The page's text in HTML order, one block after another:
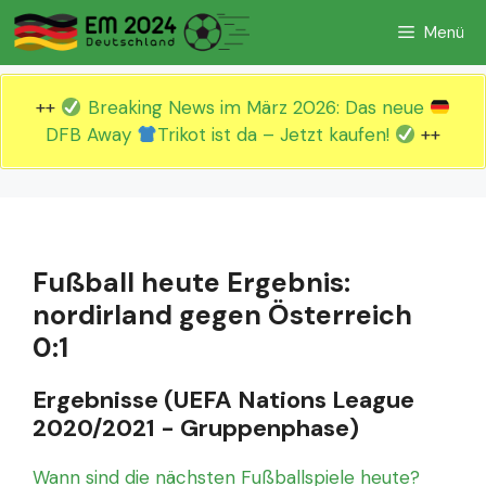
Zum
Inhalt
springen
Menü
++
Breaking News im März 2026: Das neue
DFB Away
Trikot ist da – Jetzt kaufen! ++
Fußball heute Ergebnis:
nordirland gegen Österreich
0:1
Ergebnisse (UEFA Nations League
2020/2021 - Gruppenphase)
Wann sind die nächsten Fußballspiele heute?